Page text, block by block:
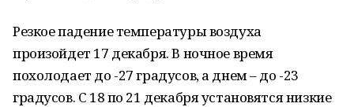
Резкое падение температуры воздуха
произойдет 17 декабря. В ночное время
похолодает до -27 градусов, а днем – до -23
градусов. С 18 по 21 декабря установятся низкие